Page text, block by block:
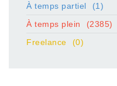
À temps partiel
(1)
À temps plein
(2385)
Freelance
(0)